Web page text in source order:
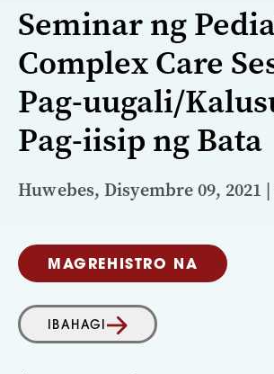
Seminar ng
Complex Care
Pag-uugali/
Pag-iisip ng Bata
Huwebes, Disyembre 09, 2021 |
MAGREHISTRO NA
IBAHAGI